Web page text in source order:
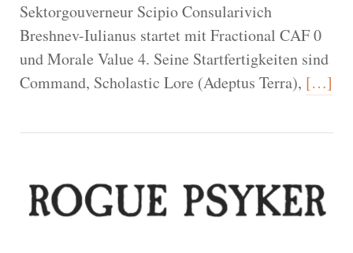
Sektorgouverneur Scipio Consularivich
Breshnev-Iulianus startet mit Fractional CAF 0
und Morale Value 4. Seine Startfertigkeiten sind
Command, Scholastic Lore (Adeptus Terra), […]